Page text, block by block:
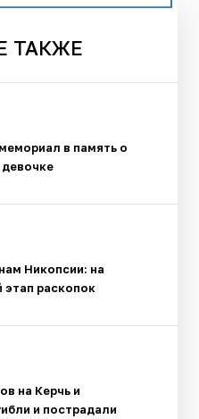
ТАКЖЕ
в память о
Никопсии: на
этап раскопок
на Керчь и
и пострадали